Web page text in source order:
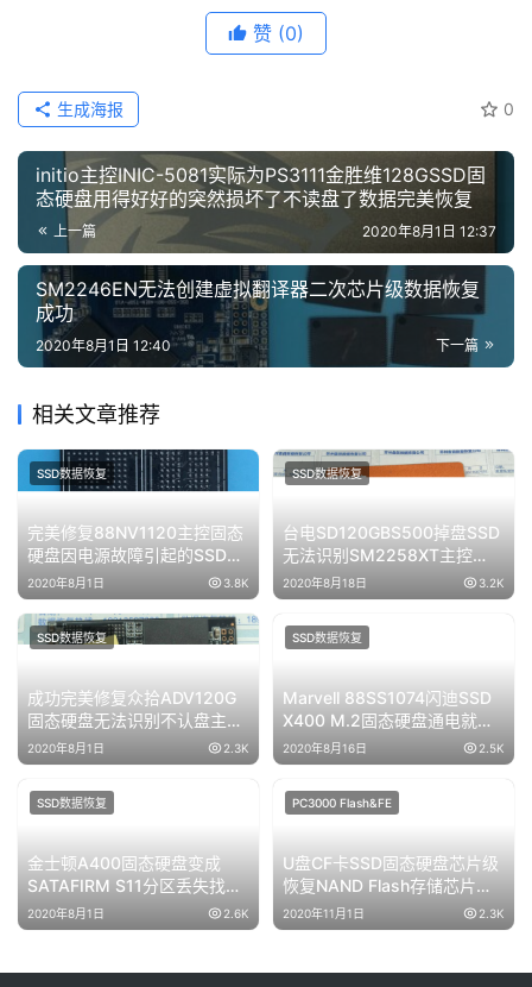
赞 (0)
0
生成海报
initio主控INIC-5081实际为PS3111金胜维128GSSD固
态硬盘用得好好的突然损坏了不读盘了数据完美恢复
上一篇 2020年8月1日 12:37
SM2246EN无法创建虚拟翻译器二次芯片级数据恢复
成功
下一篇
2020年8月1日 12:40
相关文章推荐
完美修复88NV1120主控固态
硬盘因电源故障引起的SSD电
容短路问题修复成功
2020年8月1日 3.8K
SSD数据恢复
台电SD120GBS500掉盘SSD
无法识别SM2258XT主控
SSD不读盘数据恢复成功
2020年8月18日 3.2K
SSD数据恢复
成功完美修复众拾ADV120G
固态硬盘无法识别不认盘主控
SM2246EN G AA
2020年8月1日 2.3K
SSD数据恢复
Marvell 88SS1074闪迪SSD
X400 M.2固态硬盘通电就绪
操作忙SSD数据恢复成功
2020年8月16日 2.5K
SSD数据恢复
金士顿A400固态硬盘变成
SATAFIRM S11分区丢失找不
到分区不读盘数据恢复成功
2020年8月1日 2.6K
SSD数据恢复
U盘CF卡SSD固态硬盘芯片级
恢复NAND Flash存储芯片的
位置顺序图
2020年11月1日 2.3K
PC3000 Flash&FE